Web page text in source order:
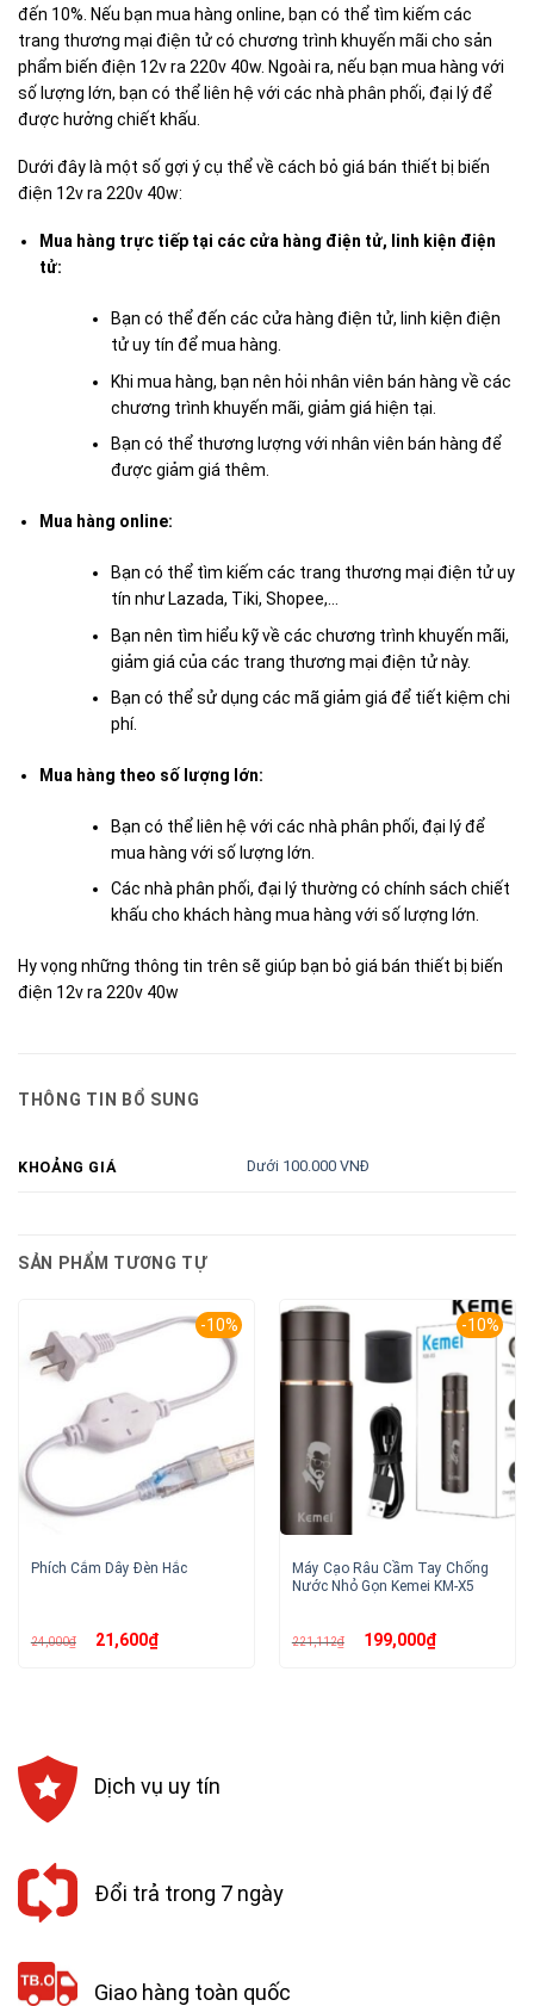
đến 10%. Nếu bạn mua hàng online, bạn có thể tìm kiếm các
trang thương mại điện tử có chương trình khuyến mãi cho sản
phẩm biến điện 12v ra 220v 40w. Ngoài ra, nếu bạn mua hàng với
số lượng lớn, bạn có thể liên hệ với các nhà phân phối, đại lý để
được hưởng chiết khấu.
Dưới đây là một số gợi ý cụ thể về cách bỏ giá bán thiết bị biến
điện 12v ra 220v 40w:
Mua hàng trực tiếp tại các cửa hàng điện tử, linh kiện điện
tử:
Bạn có thể đến các cửa hàng điện tử, linh kiện điện
tử uy tín để mua hàng.
Khi mua hàng, bạn nên hỏi nhân viên bán hàng về các
chương trình khuyến mãi, giảm giá hiện tại.
Bạn có thể thương lượng với nhân viên bán hàng để
được giảm giá thêm.
Mua hàng online:
Bạn có thể tìm kiếm các trang thương mại điện tử uy
tín như Lazada, Tiki, Shopee,…
Bạn nên tìm hiểu kỹ về các chương trình khuyến mãi,
giảm giá của các trang thương mại điện tử này.
Bạn có thể sử dụng các mã giảm giá để tiết kiệm chi
phí.
Mua hàng theo số lượng lớn:
Bạn có thể liên hệ với các nhà phân phối, đại lý để
mua hàng với số lượng lớn.
Các nhà phân phối, đại lý thường có chính sách chiết
khấu cho khách hàng mua hàng với số lượng lớn.
Hy vọng những thông tin trên sẽ giúp bạn bỏ giá bán thiết bị biến
điện 12v ra 220v 40w
THÔNG TIN BỔ SUNG
KHOẢNG GIÁ Dưới 100.000 VNĐ
SẢN PHẨM TƯƠNG TỰ
-10%
Phích Cắm Dây Đèn Hắc
24,000₫ Giá
gốc21,600₫Giá
-10%
Máy Cạo Râu Cầm Tay Chống
Nước Nhỏ Gọn Kemei KM-X5
221,112₫ Giá
gốc199,000₫Giá
Dịch vụ uy tín
Đổi trả trong 7 ngày
Giao hàng toàn quốc